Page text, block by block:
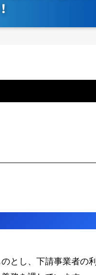
とし、下請事業者の